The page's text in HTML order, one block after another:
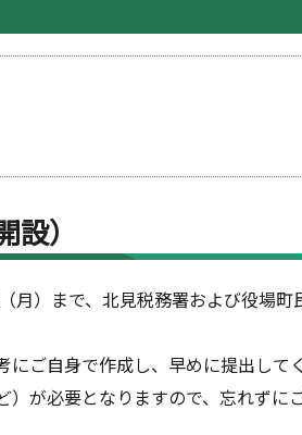
）
月）まで、北見税務署および役場町
ご自身で作成し、早めに提出して
が必要となりますので、忘れずに